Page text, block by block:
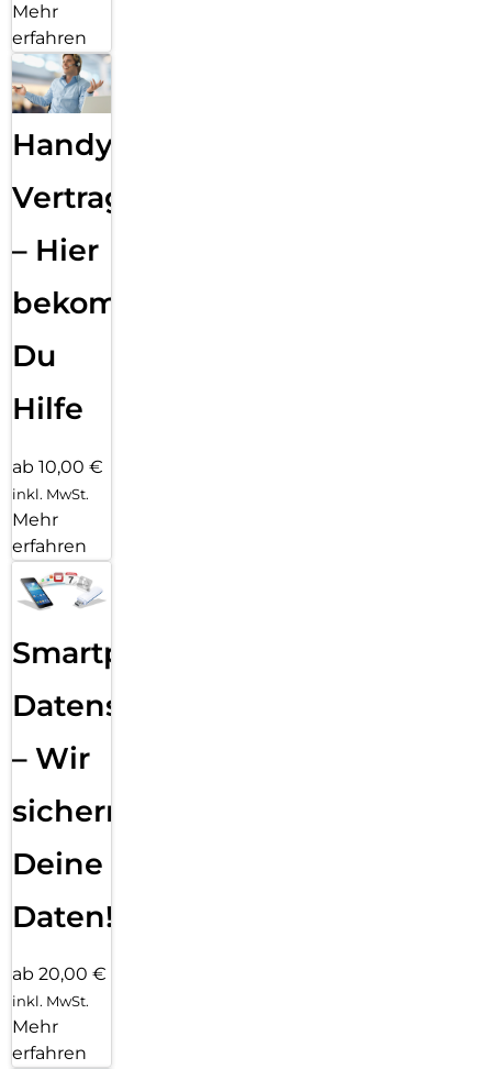
Mehr
erfahren
Handy
Vertragsabwicklung
– Hier
bekommst
Du
Hilfe
ab 10,00 €
inkl. MwSt.
Mehr
erfahren
Smartphone
Datensicherung
– Wir
sichern
Deine
Daten!
ab 20,00 €
inkl. MwSt.
Mehr
erfahren